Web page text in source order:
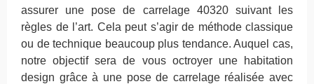
assurer une pose de carrelage 40320 suivant les
règles de l’art. Cela peut s’agir de méthode classique
ou de technique beaucoup plus tendance. Auquel cas,
notre objectif sera de vous octroyer une habitation
design grâce à une pose de carrelage réalisée avec